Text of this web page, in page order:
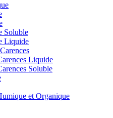
Soluble
Liquide
Liquide
Soluble
et Organique